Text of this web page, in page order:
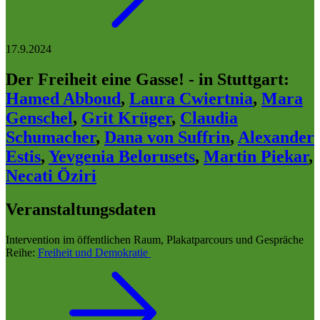
17.9.2024
Der Freiheit eine Gasse! - in Stuttgart:
Hamed Abboud, Laura Cwiertnia, Mara
Genschel, Grit Krüger, Claudia
Schumacher, Dana von Suffrin, Alexander
Estis, Yevgenia Belorusets, Martin Piekar,
Necati Öziri
Veranstaltungsdaten
Intervention im öffentlichen Raum, Plakatparcours und Gespräche
Reihe: Freiheit und Demokratie